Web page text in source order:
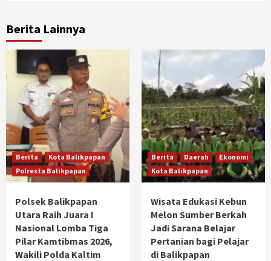
Berita Lainnya
Berita
Kota Balikpapan
Polresta Balikpapan
Polsek Balikpapan
Utara Raih Juara I
Nasional Lomba Tiga
Pilar Kamtibmas 2026,
Wakili Polda Kaltim
Berita Daerah
Ekonomi
Kota Balikpapan
Wisata Edukasi Kebun
Melon Sumber Berkah
Jadi Sarana Belajar
Pertanian bagi Pelajar
di Balikpapan